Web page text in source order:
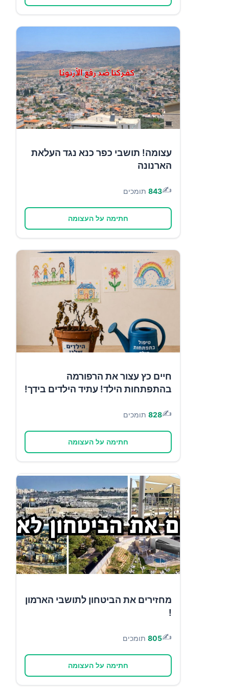
עצומה! תושבי כפר כנא נגד העלאת
הארנונה
✍️
843 תומכים
חתימה על העצומה
חיים כץ עצור את הרפורמה
בהתפתחות הילד! עתיד הילדים בידך!
✍️
828 תומכים
חתימה על העצומה
מחזירים את הביטחון לתושבי הארמון
!
✍️
805 תומכים
חתימה על העצומה